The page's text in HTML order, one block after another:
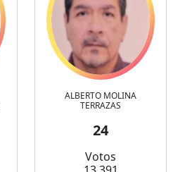
ALBERTO MOLINA
TERRAZAS
24
Votos